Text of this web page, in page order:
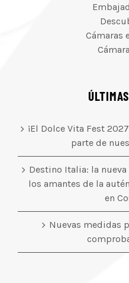
Cámaras
¡El Dolce Vita Fest
parte de
Destino Italia: la
los amantes de la
en
Nuevas medidas